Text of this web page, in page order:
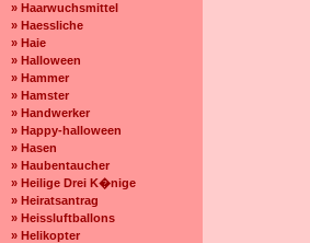
» Haarwuchsmittel
» Haessliche
» Haie
» Halloween
» Hammer
» Hamster
» Handwerker
» Happy-halloween
» Hasen
» Haubentaucher
» Heilige Drei K�nige
» Heiratsantrag
» Heissluftballons
» Helikopter